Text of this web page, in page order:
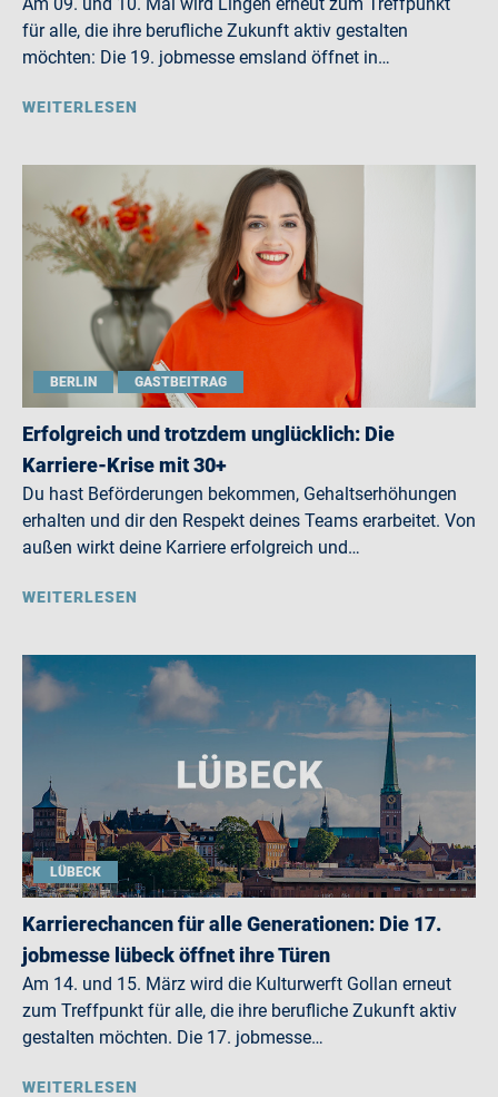
für alle, die ihre berufliche Zukunft aktiv gestalten
möchten: Die 19. jobmesse emsland öffnet in…
WEITERLESEN
BERLIN GASTBEITRAG
Erfolgreich und trotzdem unglücklich: Die
Karriere-Krise mit 30+
Du hast Beförderungen bekommen, Gehaltserhöhungen
erhalten und dir den Respekt deines Teams erarbeitet. Von
außen wirkt deine Karriere erfolgreich und…
WEITERLESEN
LÜBECK
Karrierechancen für alle Generationen: Die 17.
jobmesse lübeck öffnet ihre Türen
Am 14. und 15. März wird die Kulturwerft Gollan erneut
zum Treffpunkt für alle, die ihre berufliche Zukunft aktiv
gestalten möchten. Die 17. jobmesse…
WEITERLESEN